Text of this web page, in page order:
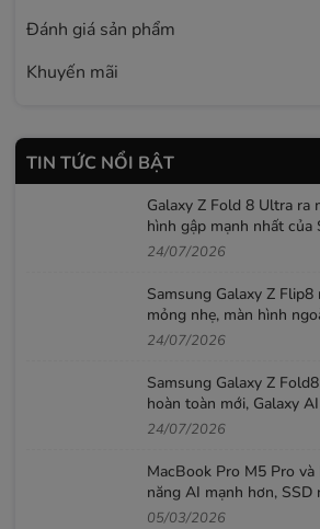
Đánh giá sản phẩm
Khuyến mãi
TIN TỨC NỔI BẬT
Galaxy Z Fold 8 Ultra ra
hình gập mạnh nhất của
52,99 triệu đồng
24/07/2026
Samsung Galaxy Z
mỏng nhẹ, màn hình
minh hơn
24/07/2026
Samsung Galaxy Z
hoàn toàn mới, Galaxy
24/07/2026
MacBook Pro M5 Pro
năng AI mạnh hơn, SSD
05/03/2026